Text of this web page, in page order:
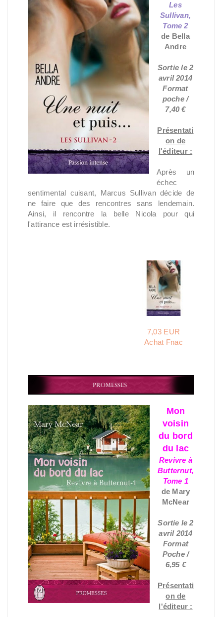
Les
Sullivan,
Tome 2
de Bella
Andre
Sortie le 2
avril 2014
Format
poche /
7,40 €
Présentati
on de
l'éditeur :
Après un
échec
sentimental cuisant, Marcus Sullivan décide de
ne faire que des rencontres sans lendemain.
Ainsi, il rencontre la belle Nicola pour qui
l'attirance est irrésistible.
7,03 EUR
Achat Fnac
Mon
voisin
du bord
du lac
Revivre à
Butternut,
Tome 1
de Mary
McNear
Sortie le 2
avril 2014
Format
Poche /
6,95 €
Présentati
on de
l'éditeur :